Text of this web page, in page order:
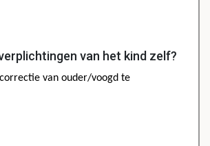
van het kind zelf?
van ouder/voogd te